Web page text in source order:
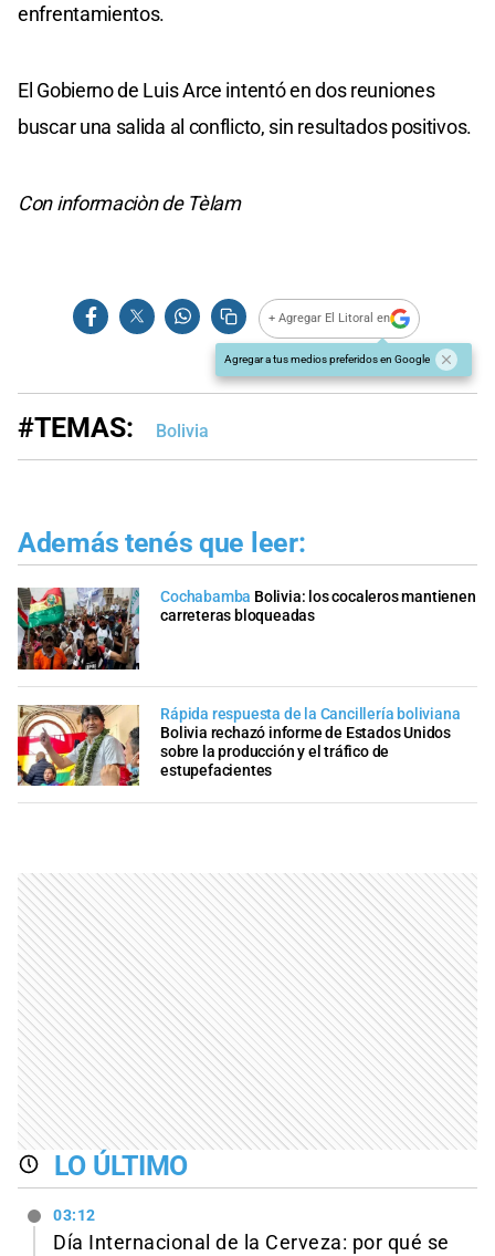
enfrentamientos.
El Gobierno de Luis Arce intentó en dos reuniones
buscar una salida al conflicto, sin resultados positivos.
Con informaciòn de Tèlam
+ Agregar El Litoral en
Agregar a tus medios preferidos en Google
#TEMAS: Bolivia
Además tenés que leer:
Cochabamba Bolivia: los cocaleros mantienen
carreteras bloqueadas
Rápida respuesta de la Cancillería boliviana
Bolivia rechazó informe de Estados Unidos
sobre la producción y el tráfico de
estupefacientes
LO ÚLTIMO
03:12
Día Internacional de la Cerveza: por qué se